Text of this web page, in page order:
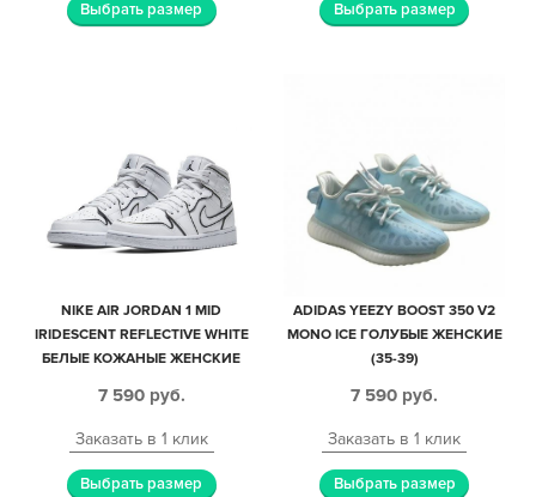
Выбрать размер Выбрать размер
NIKE AIR JORDAN 1 MID
IRIDESCENT REFLECTIVE WHITE
БЕЛЫЕ КОЖАНЫЕ ЖЕНСКИЕ
7 590 руб.
Заказать в 1 клик
Выбрать размер
ADIDAS YEEZY BOOST 350 V2
MONO ICE ГОЛУБЫЕ ЖЕНСКИЕ
(35-39)
7 590 руб.
Заказать в 1 клик
Выбрать размер